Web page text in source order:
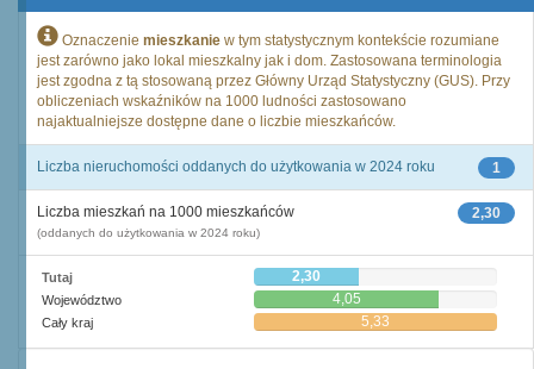
Oznaczenie mieszkanie w tym statystycznym kontekście rozumiane
jest zarówno jako lokal mieszkalny jak i dom. Zastosowana terminologia
jest zgodna z tą stosowaną przez Główny Urząd Statystyczny (GUS). Przy
obliczeniach wskaźników na 1000 ludności zastosowano
najaktualniejsze dostępne dane o liczbie mieszkańców.
1
Liczba nieruchomości oddanych do użytkowania w 2024 roku
2,30
Liczba mieszkań na 1000 mieszkańców
(oddanych do użytkowania w 2024 roku)
Tutaj 2,30
Województwo 4,05
Cały kraj 5,33